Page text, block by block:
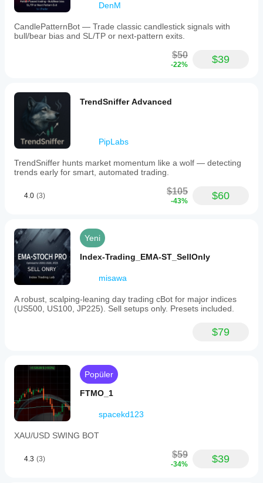
DenM
CandlePatternBot — Trade classic candlestick signals with
bull/bear bias and SL/TP or next-pattern exits.
$50
-22% $39
TrendSniffer Advanced
PipLabs
TrendSniffer hunts market momentum like a wolf — detecting
trends early for smart, automated trading.
4.0 (3) $105
-43% $60
Yeni
Index-Trading_EMA-ST_SellOnly
misawa
A robust, scalping-leaning day trading cBot for major indices
(US500, US100, JP225). Sell setups only. Presets included.
$79
Popüler
FTMO_1
spacekd123
XAU/USD SWING BOT
4.3 (3) $59
-34% $39